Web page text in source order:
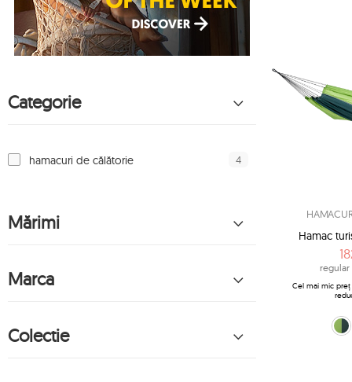
Categorie
hamacuri de călătorie 4
Mărimi
Marca
Colectie
Hamac
regular
Cel mai mic
verde